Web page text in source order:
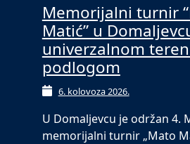
Memorijalni turnir
Matić” u
univerzalnom
podlogom
6. kolovoza 2026.
U Domaljevcu je održan 4.
memorijalni turnir „Mato